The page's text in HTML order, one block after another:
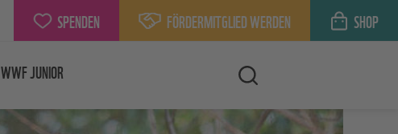
SPENDEN FÖRDERMITGLIED WERDEN SHOP
WWF JUNIOR